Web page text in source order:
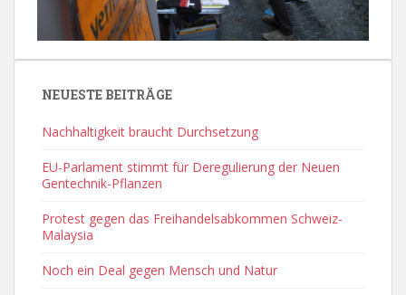
NEUESTE BEITRÄGE
Nachhaltigkeit braucht Durchsetzung
EU-Parlament stimmt für Deregulierung der Neuen
Gentechnik-Pflanzen
Protest gegen das Freihandelsabkommen Schweiz-
Malaysia
Noch ein Deal gegen Mensch und Natur